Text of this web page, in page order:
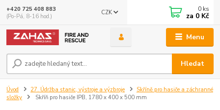
Menu
CZK
Hledat
+420 725 408 883
(Po-Pá, 8-16 hod.)
0 ks
za 0 Kč
Úvod 27. Údržba stanic, výstroje a výzbroje
Skříně pro hasiče a záchranné
složky
Skříň pro hasiče IPB, 1780 x 400 x 500 mm